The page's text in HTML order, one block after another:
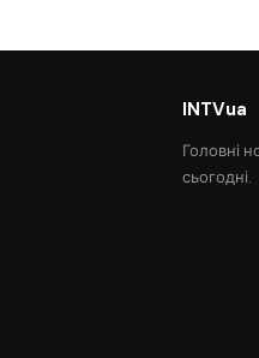
INTVua
Головні
сьогодні.